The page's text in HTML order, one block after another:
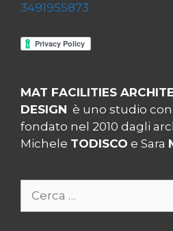
3491955873
MAT FACILITIES
DESIGN è uno studio con
fondato nel 2010 dagli
Michele TODISCO e Sara